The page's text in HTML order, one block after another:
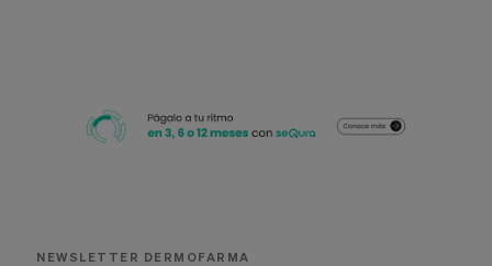
NEWSLETTER DERMOFARMA